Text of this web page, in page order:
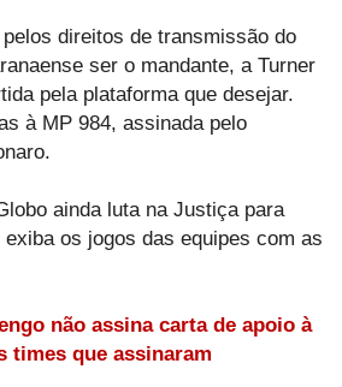
direitos de transmissão do
ser o mandante, a Turner
pela plataforma que desejar.
à MP 984, assinada pelo
ainda luta na Justiça para
exiba os jogos das equipes com as
não assina carta de apoio à
times que assinaram